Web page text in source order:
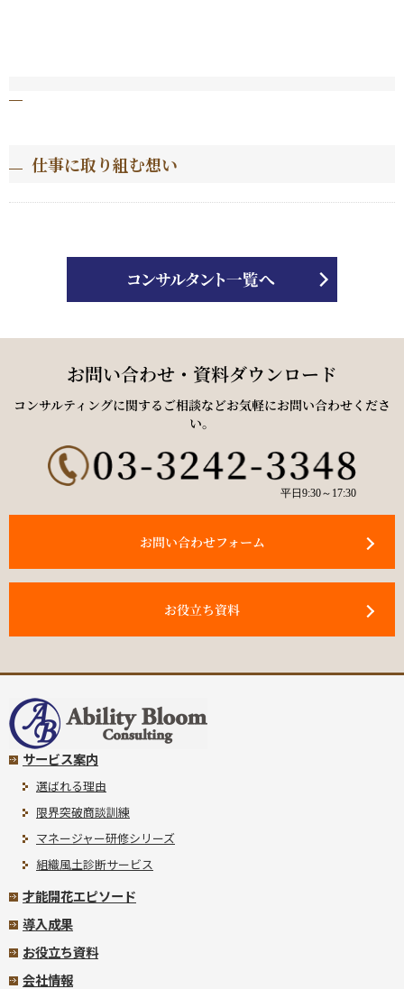
仕事に取り組む想い
お問い合わせ・資料ダウンロード
コンサルティングに関するご相談などお気軽にお問い合わせくださ
い。
平日9:30～17:30
お問い合わせフォーム
お役立ち資料
サービス案内
選ばれる理由
限界突破商談訓練
マネージャー研修シリーズ
組織風土診断サービス
才能開花エピソード
導入成果
お役立ち資料
会社情報